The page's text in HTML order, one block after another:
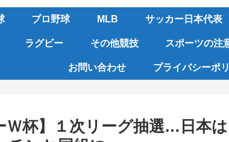
プロ野球 MLB サッカー日本代表
ラグビー その他競技 スポーツの注
お問い合わせ プライバシーポ
Ｗ杯】１次リーグ抽選…日本